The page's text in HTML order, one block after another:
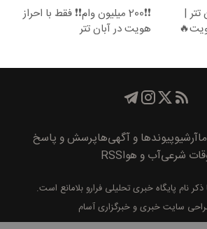
تتر |
❗❗200 میلیون وام❗❗ فقط با احراز
هویت در آبان تتر
آرشیوپیوند‌ها و آگهی‌هاپرسش و پاسخ
شرعیآب و هواRSS
نام پايگاه خبری تحليلی فرارو بلامانع است.
سایت خبری و خبرگزاری آسام